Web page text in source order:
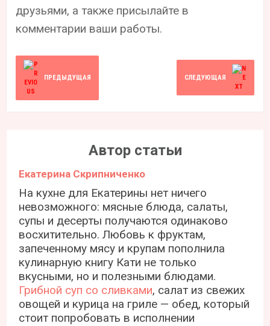
друзьями, а также присылайте в
комментарии ваши работы.
ПРЕДЫДУЩАЯ СЛЕДУЮЩАЯ
Автор статьи
Екатерина Скрипниченко
На кухне для Екатерины нет ничего
невозможного: мясные блюда, салаты,
супы и десерты получаются одинаково
восхитительно. Любовь к фруктам,
запеченному мясу и крупам пополнила
кулинарную книгу Кати не только
вкусными, но и полезными блюдами.
Грибной суп со сливками, салат из свежих
овощей и курица на гриле — обед, который
стоит попробовать в исполнении